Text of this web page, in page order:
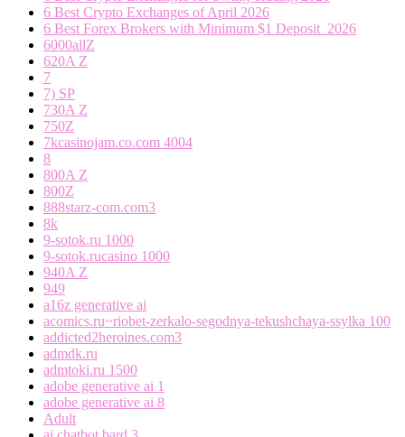
6 Best Crypto Exchanges of April 2026
6 Best Forex Brokers with Minimum $1 Deposit ️ 2026
6000allZ
620A Z
7
7) SP
730A Z
750Z
7kcasinojam.co.com 4004
8
800A Z
800Z
888starz-com.com3
8k
9-sotok.ru 1000
9-sotok.rucasino 1000
940A Z
949
a16z generative ai
acomics.ru~riobet-zerkalo-segodnya-tekushchaya-ssylka 100
addicted2heroines.com3
admdk.ru
admtoki.ru 1500
adobe generative ai 1
adobe generative ai 8
Adult